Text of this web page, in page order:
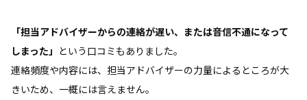
「担当アドバイザーからの連絡が遅い、または音信不通になって
しまった」 という口コミもありました。
連絡頻度や内容には、担当アドバイザーの力量によるところが大
きいため、一概には言えません。